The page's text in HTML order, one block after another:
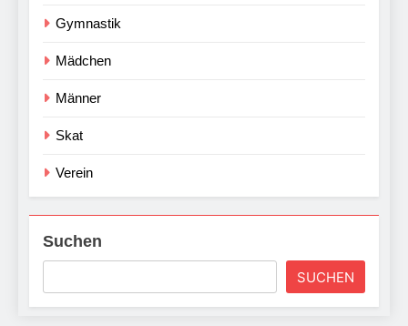
Gymnastik
Mädchen
Männer
Skat
Verein
Suchen
SUCHEN